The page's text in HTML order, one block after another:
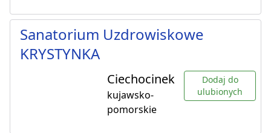
Sanatorium Uzdrowiskowe
KRYSTYNKA
Ciechocinek
kujawsko-
pomorskie
Dodaj do
ulubionych